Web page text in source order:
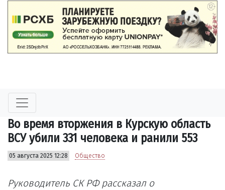
Во время вторжения в Курскую область
ВСУ убили 331 человека и ранили 553
05 августа 2025 12:28 Общество
Руководитель СК РФ рассказал о